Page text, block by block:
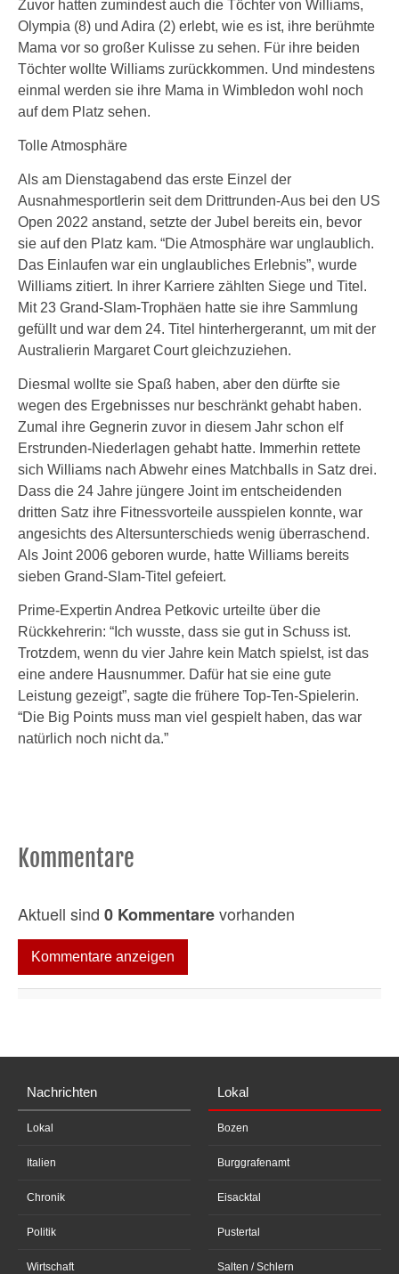
Zuvor hatten zumindest auch die Töchter von Williams,
Olympia (8) und Adira (2) erlebt, wie es ist, ihre berühmte
Mama vor so großer Kulisse zu sehen. Für ihre beiden
Töchter wollte Williams zurückkommen. Und mindestens
einmal werden sie ihre Mama in Wimbledon wohl noch
auf dem Platz sehen.
Tolle Atmosphäre
Als am Dienstagabend das erste Einzel der
Ausnahmesportlerin seit dem Drittrunden-Aus bei den US
Open 2022 anstand, setzte der Jubel bereits ein, bevor
sie auf den Platz kam. “Die Atmosphäre war unglaublich.
Das Einlaufen war ein unglaubliches Erlebnis”, wurde
Williams zitiert. In ihrer Karriere zählten Siege und Titel.
Mit 23 Grand-Slam-Trophäen hatte sie ihre Sammlung
gefüllt und war dem 24. Titel hinterhergerannt, um mit der
Australierin Margaret Court gleichzuziehen.
Diesmal wollte sie Spaß haben, aber den dürfte sie
wegen des Ergebnisses nur beschränkt gehabt haben.
Zumal ihre Gegnerin zuvor in diesem Jahr schon elf
Erstrunden-Niederlagen gehabt hatte. Immerhin rettete
sich Williams nach Abwehr eines Matchballs in Satz drei.
Dass die 24 Jahre jüngere Joint im entscheidenden
dritten Satz ihre Fitnessvorteile ausspielen konnte, war
angesichts des Altersunterschieds wenig überraschend.
Als Joint 2006 geboren wurde, hatte Williams bereits
sieben Grand-Slam-Titel gefeiert.
Prime-Expertin Andrea Petkovic urteilte über die
Rückkehrerin: “Ich wusste, dass sie gut in Schuss ist.
Trotzdem, wenn du vier Jahre kein Match spielst, ist das
eine andere Hausnummer. Dafür hat sie eine gute
Leistung gezeigt”, sagte die frühere Top-Ten-Spielerin.
“Die Big Points muss man viel gespielt haben, das war
natürlich noch nicht da.”
Kommentare
Aktuell sind 0 Kommentarevorhanden
Kommentare anzeigen
Nachrichten
Lokal
Italien
Chronik
Politik
Wirtschaft
Lokal
Bozen
Burggrafenamt
Eisacktal
Pustertal
Salten / Schlern